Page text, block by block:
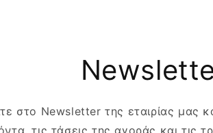
στο Newsletter της εταιρίας μας
τις τάσεις της αγοράς και τις